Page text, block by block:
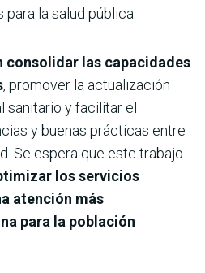
la salud pública.
consolidar las capacidades
, promover la actualización
sanitario y facilitar el
y buenas prácticas entre
Se espera que este trabajo
los servicios
atención más
para la población